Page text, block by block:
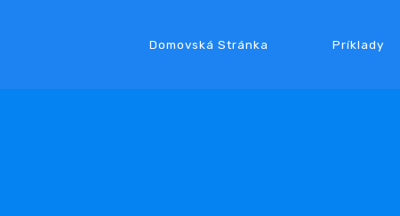
Domovská Stránka Príklady